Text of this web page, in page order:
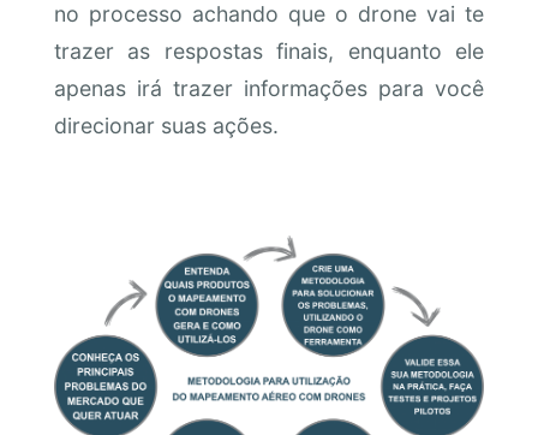
no processo achando que o drone vai te
trazer as respostas finais, enquanto ele
apenas irá trazer informações para você
direcionar suas ações.